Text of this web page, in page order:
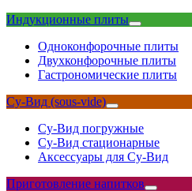
Индукционные плиты
Одноконфорочные плиты
Двухконфорочные плиты
Гастрономические плиты
Су-Вид (sous-vide)
Су-Вид погружные
Су-Вид стационарные
Аксессуары для Су-Вид
Приготовление напитков